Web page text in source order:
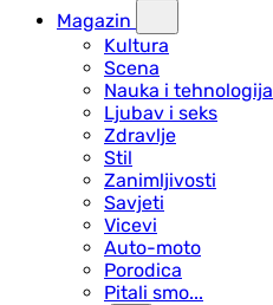
Magazin
Kultura
Scena
Nauka i tehnologija
Ljubav i seks
Zdravlje
Stil
Zanimljivosti
Savjeti
Vicevi
Auto-moto
Porodica
Pitali smo...